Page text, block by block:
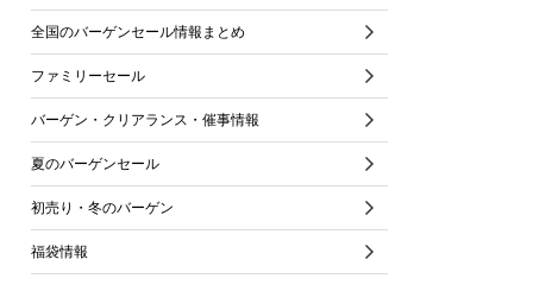
全国のバーゲンセール情報まとめ
ファミリーセール
バーゲン・クリアランス・催事情報
夏のバーゲンセール
初売り・冬のバーゲン
福袋情報